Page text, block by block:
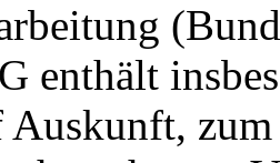
enthält
Auskunft,